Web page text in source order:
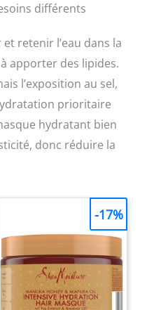
différents
retenir l’eau dans la
apporter des lipides.
l’exposition au sel,
prioritaire
hydratant bien
donc réduire la
-17%